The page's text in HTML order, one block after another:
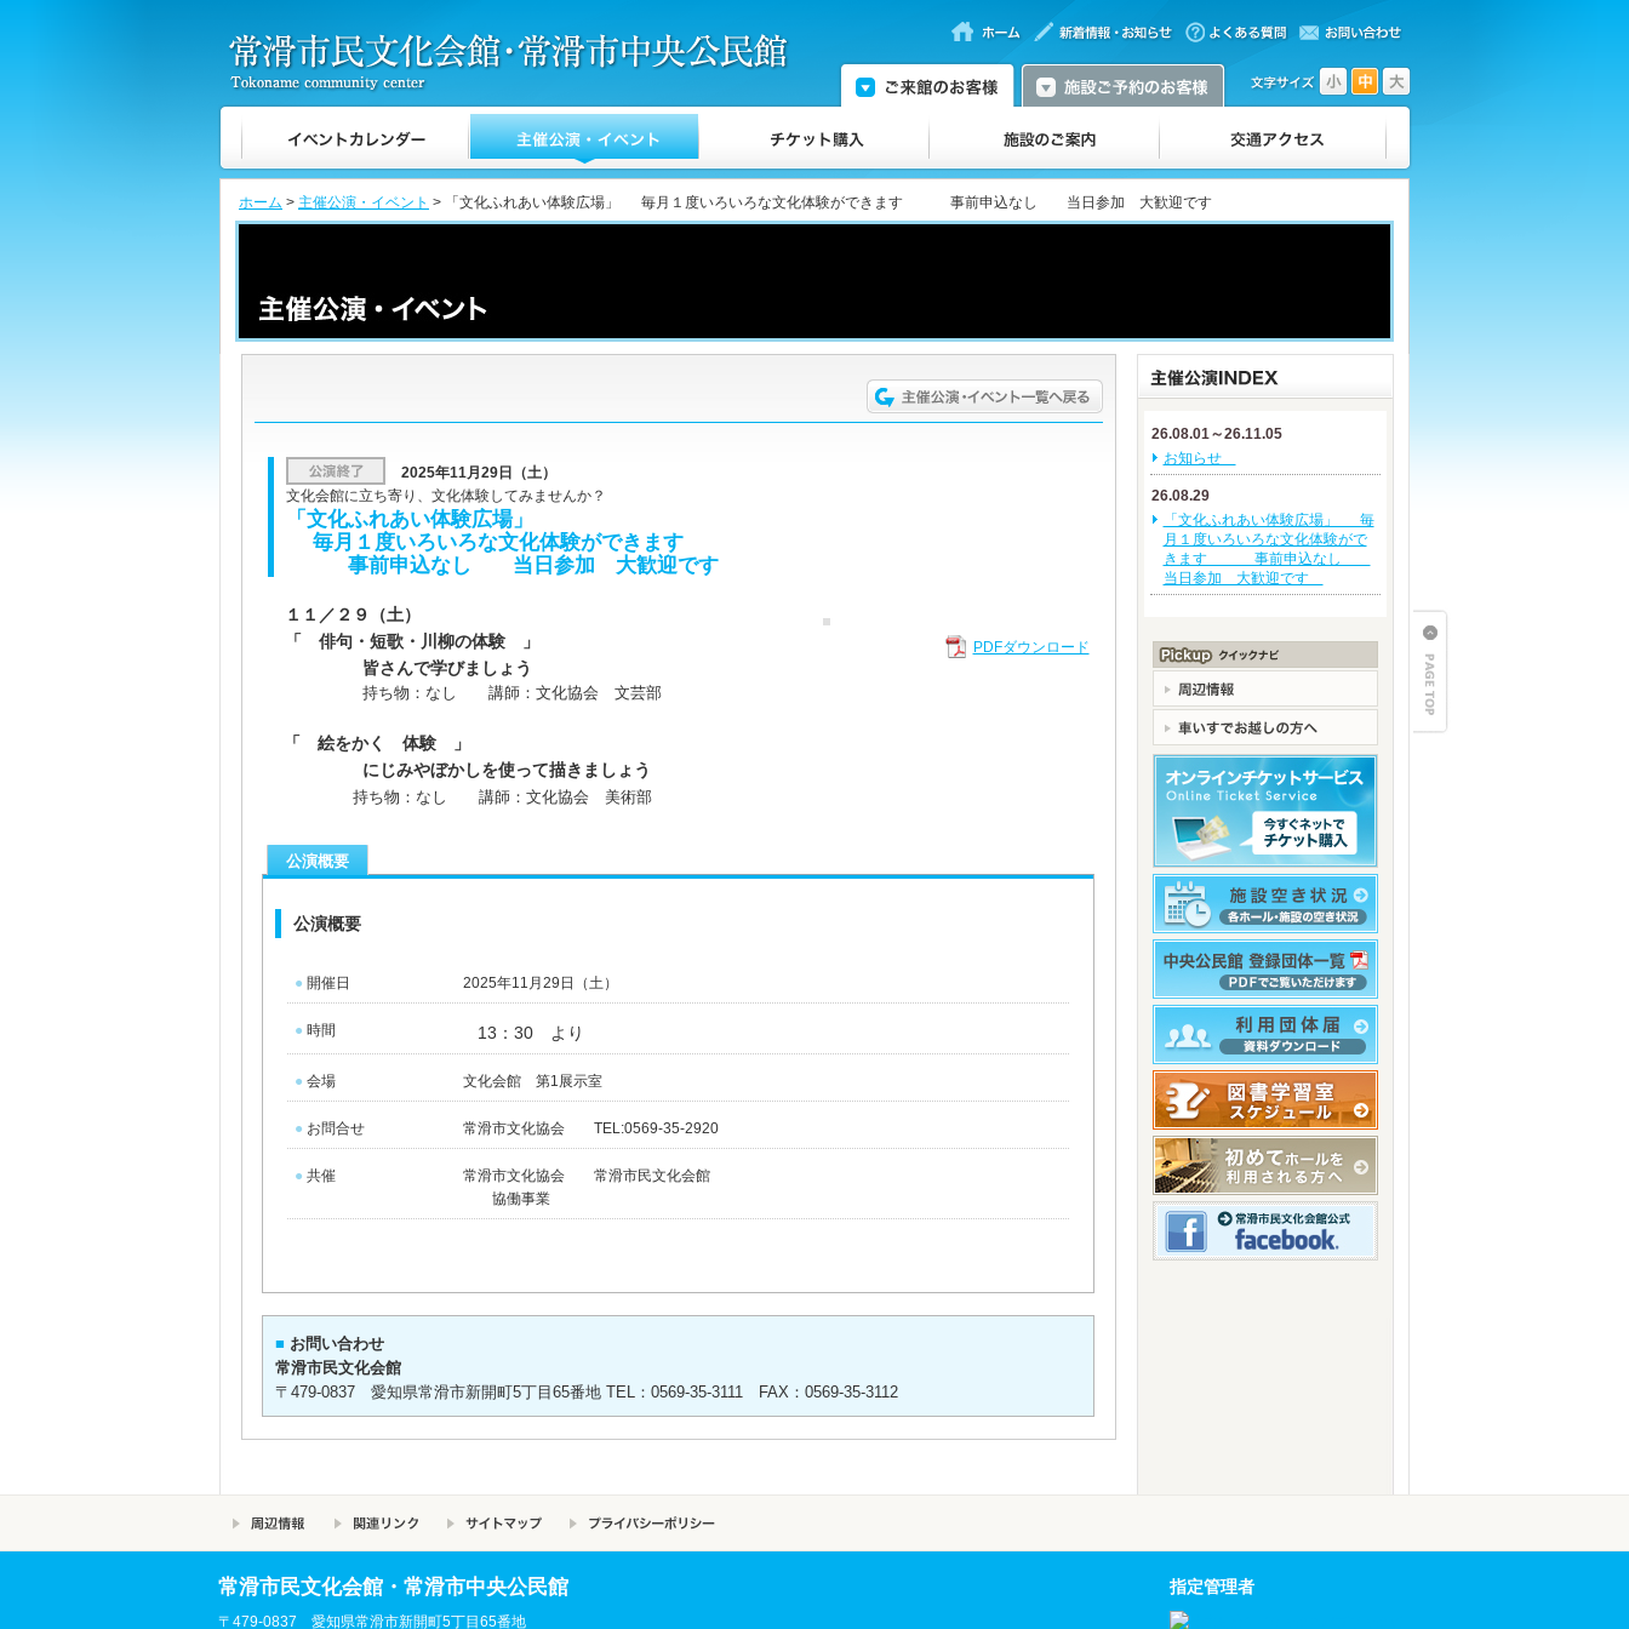
ホーム > 主催公演・イベント > 「文化ふれあい体験広場」 毎月１度いろいろな文化体験ができます 事前申込なし 当日参加 大歓迎です
2025年11月29日（土）
文化会館に立ち寄り、文化体験してみませんか？
「文化ふれあい体験広場」
毎月１度いろいろな文化体験ができます
事前申込なし 当日参加 大歓迎です
１１／２９（土）
「 俳句・短歌・川柳の体験 」
皆さんで学びましょう
持ち物：なし 講師：文化協会 文芸部
「 絵をかく 体験 」
にじみやぼかしを使って描きましょう
持ち物：なし 講師：文化協会 美術部
PDFダウンロード
公演概要
公演概要
● 開催日 2025年11月29日（土）
● 時間 13：30 より
● 会場 文化会館 第1展示室
● お問合せ 常滑市文化協会 TEL:0569-35-2920
● 共催
常滑市文化協会 常滑市民文化会館
協働事業
■ お問い合わせ
常滑市民文化会館
〒479-0837 愛知県常滑市新開町5丁目65番地 TEL：0569-35-3111 FAX：0569-35-3112
26.08.01～26.11.05
お知らせ
26.08.29
「文化ふれあい体験広場」 毎
月１度いろいろな文化体験がで
きます 事前申込なし
当日参加 大歓迎です
常滑市民文化会館・常滑市中央公民館
〒479-0837 愛知県常滑市新開町5丁目65番地
指定管理者